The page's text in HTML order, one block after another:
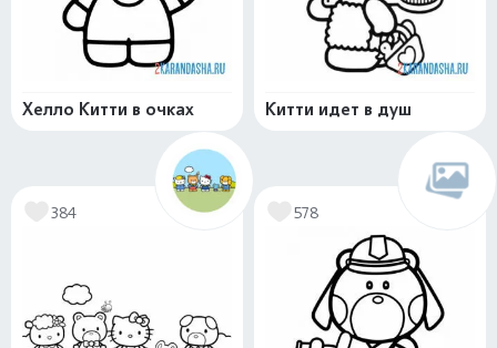
Хелло Китти в очках Китти идет в душ
384 578